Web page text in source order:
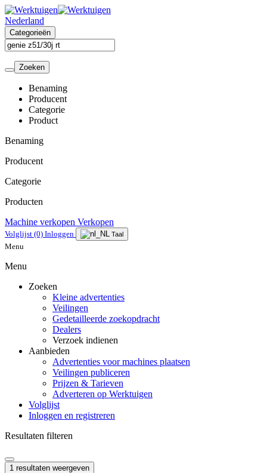
Nederland
Categorieën
Zoeken
Benaming
Producent
Categorie
Product
Benaming
Producent
Categorie
Producten
Machine verkopen Verkopen
Volglijst (0) Inloggen Taal
Menu
Menu
Zoeken
Kleine advertenties
Veilingen
Gedetailleerde zoekopdracht
Dealers
Verzoek indienen
Aanbieden
Advertenties voor machines plaatsen
Veilingen publiceren
Prijzen & Tarieven
Adverteren op Werktuigen
Volglijst
Inloggen en registreren
Resultaten filteren
1 resultaten weergeven